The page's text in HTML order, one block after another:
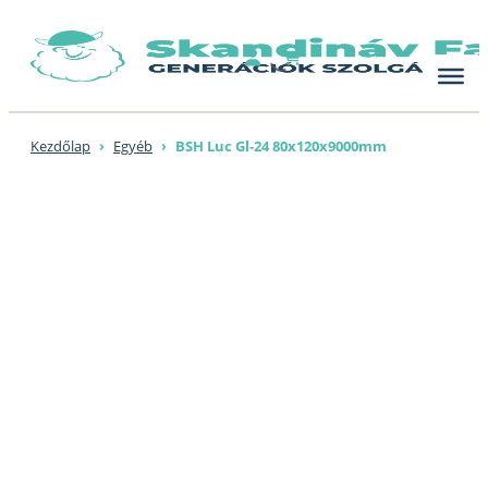
content
Kezdőlap › Egyéb › BSH Luc Gl-24 80x120x9000mm